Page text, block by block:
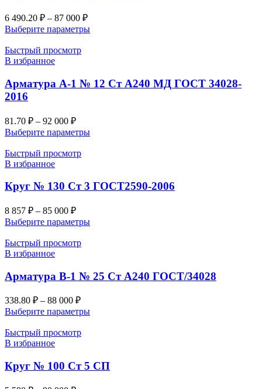
6 490.20 ₽ – 87 000 ₽
Выберите параметры
Быстрый просмотр
В избранное
Арматура А-1 № 12 Ст А240 МД ГОСТ 34028-
2016
81.70 ₽ – 92 000 ₽
Выберите параметры
Быстрый просмотр
В избранное
Круг № 130 Ст 3 ГОСТ2590-2006
8 857 ₽ – 85 000 ₽
Выберите параметры
Быстрый просмотр
В избранное
Арматура В-1 № 25 Ст А240 ГОСТ/34028
338.80 ₽ – 88 000 ₽
Выберите параметры
Быстрый просмотр
В избранное
Круг № 100 Ст 5 СП